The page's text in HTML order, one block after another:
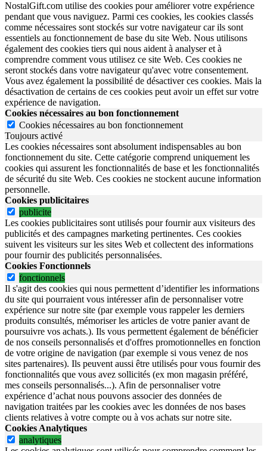
NostalGift.com utilise des cookies pour améliorer votre expérience
pendant que vous naviguez. Parmi ces cookies, les cookies classés
comme nécessaires sont stockés sur votre navigateur car ils sont
essentiels au fonctionnement de base du site Web. Nous utilisons
également des cookies tiers qui nous aident à analyser et à
comprendre comment vous utilisez ce site Web. Ces cookies ne
seront stockés dans votre navigateur qu'avec votre consentement.
Vous avez également la possibilité de désactiver ces cookies. Mais la
désactivation de certains de ces cookies peut avoir un effet sur votre
expérience de navigation.
Cookies nécessaires au bon fonctionnement
Cookies nécessaires au bon fonctionnement
Toujours activé
Les cookies nécessaires sont absolument indispensables au bon
fonctionnement du site. Cette catégorie comprend uniquement les
cookies qui assurent les fonctionnalités de base et les fonctionnalités
de sécurité du site Web. Ces cookies ne stockent aucune information
personnelle.
Cookies publicitaires
publicite
Les cookies publicitaires sont utilisés pour fournir aux visiteurs des
publicités et des campagnes marketing pertinentes. Ces cookies
suivent les visiteurs sur les sites Web et collectent des informations
pour fournir des publicités personnalisées.
Cookies Fonctionnels
fonctionnels
Il s'agit des cookies qui nous permettent d’identifier les informations
du site qui pourraient vous intéresser afin de personnaliser votre
expérience sur notre site (par exemple vous rappeler les derniers
produits consultés, mémoriser les articles de votre panier avant de
poursuivre vos achats.). Ils vous permettent également de bénéficier
de nos conseils personnalisés et d'offres promotionnelles en fonction
de votre origine de navigation (par exemple si vous venez de nos
sites partenaires). Ils peuvent aussi être utilisés pour vous fournir des
fonctionnalités que vous avez sollicités (ex mon magasin préféré,
mes conseils personnalisés...). Afin de personnaliser votre
expérience d’achat nous pouvons associer des données de
navigation traitées par les cookies avec les données de nos bases
clients relatives à votre compte ou à vos achats sur notre site.
Cookies Analytiques
analytiques